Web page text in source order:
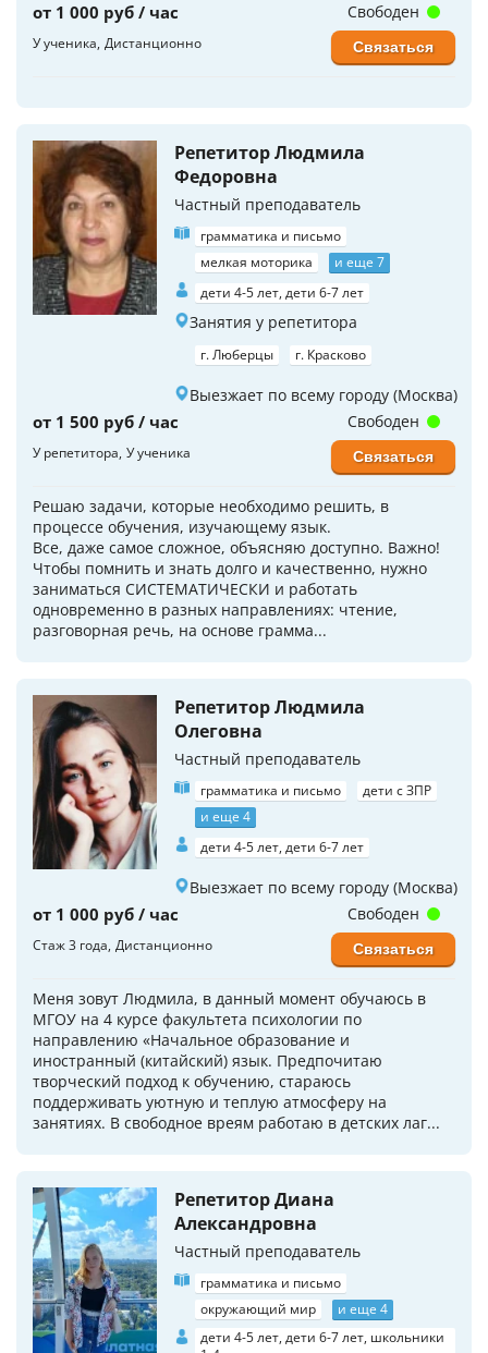
от 1 000 руб / час
У ученика Дистанционно
Свободен
Связаться
Репетитор Людмила
Федоровна
Частный преподаватель
грамматика и письмо
мелкая моторика
и еще 7
дети 4-5 лет, дети 6-7 лет
Занятия у репетитора
г. Люберцы г. Красково
Выезжает по всему городу (Москва)
от 1 500 руб / час
У репетитора У ученика
Решаю задачи, которые необходимо решить, в
процессе обучения, изучающему язык.
Все, даже самое сложное, объясняю доступно. Важно!
Чтобы помнить и знать долго и качественно, нужно
заниматься СИСТЕМАТИЧЕСКИ и работать
одновременно в разных направлениях: чтение,
разговорная речь, на основе грамма...
Свободен
Связаться
Репетитор Людмила
Олеговна
Частный преподаватель
грамматика и письмо
дети с ЗПР
и еще 4
дети 4-5 лет, дети 6-7 лет
Выезжает по всему городу (Москва)
от 1 000 руб / час
Стаж 3 года Дистанционно
Меня зовут Людмила, в данный момент обучаюсь в
МГОУ на 4 курсе факультета психологии по
направлению «Начальное образование и
иностранный (китайский) язык. Предпочитаю
творческий подход к обучению, стараюсь
поддерживать уютную и теплую атмосферу на
занятиях. В свободное вреям работаю в детских лаг...
Свободен
Связаться
Репетитор Диана
Александровна
Частный преподаватель
грамматика и письмо
окружающий мир
и еще 4
дети 4-5 лет, дети 6-7 лет, школьники